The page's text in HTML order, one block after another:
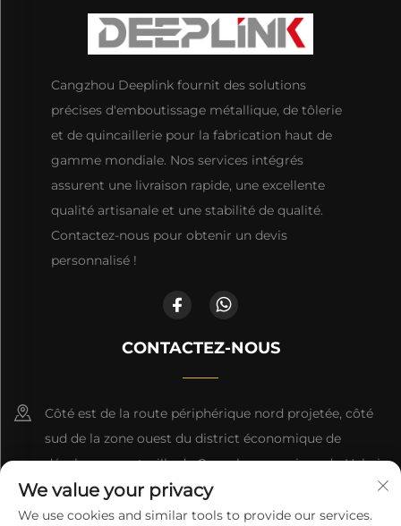
Cangzhou Deeplink fournit des solutions
précises d'emboutissage métallique, de tôlerie
et de quincaillerie pour la fabrication haut de
gamme mondiale. Nos services intégrés
assurent une livraison rapide, une excellente
qualité artisanale et une stabilité de qualité.
Contactez-nous pour obtenir un devis
personnalisé !
CONTACTEZ-NOUS
Côté est de la route périphérique nord projetée, côté
sud de la zone ouest du district économique de
développement, ville de Cangzhou, province du Hebei
+86-18617745678
We value your privacy
We use cookies and similar tools to provide our services.